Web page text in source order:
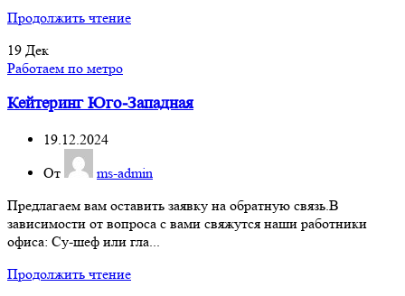
Продолжить чтение
19 Дек
Работаем по метро
Кейтеринг Юго-Западная
19.12.2024
От
ms-admin
Предлагаем вам оставить заявку на обратную связь.В
зависимости от вопроса с вами свяжутся наши работники
офиса: Су-шеф или гла...
Продолжить чтение